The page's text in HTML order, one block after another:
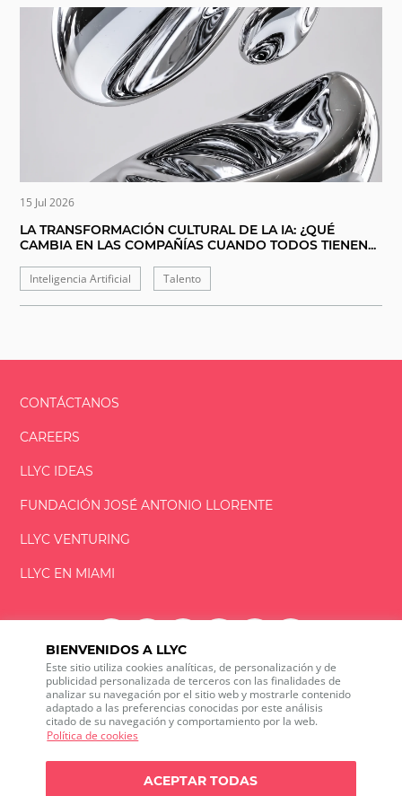
BIENVENIDOS A LLYC
Este sitio utiliza cookies analíticas, de personalización y de
publicidad personalizada de terceros con las finalidades de
analizar su navegación por el sitio web y mostrarle contenido
adaptado a las preferencias conocidas por este análisis
citado de su navegación y comportamiento por la web.
Política de cookies
ACEPTAR TODAS
15 Jul 2026
LA TRANSFORMACIÓN CULTURAL DE LA IA: ¿QUÉ
CAMBIA EN LAS COMPAÑÍAS CUANDO TODOS TIENEN...
Inteligencia Artificial Talento
CONTÁCTANOS
CAREERS
LLYC IDEAS
FUNDACIÓNJOSÉ ANTONIO LLORENTE
LLYC VENTURING
LLYC EN MIAMI
LLYC © 2026 Todos los derechos reservados
ES EN PT BR
600 Brickell Avenue, Suite 2125 Miami, Florida 33131